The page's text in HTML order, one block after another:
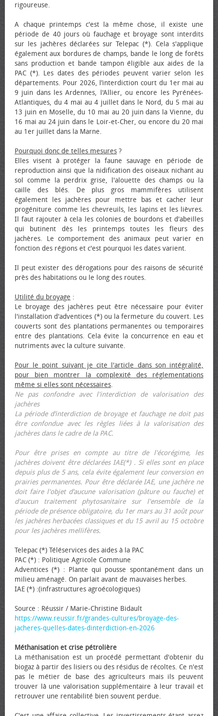
rigoureuse.
A chaque printemps c'est la même chose, il existe une
période de 40 jours où fauchage et broyage sont interdits
sur les jachères déclarées sur Telepac (*). Cela s'applique
également aux bordures de champs, bande le long de forêts
sans production et bande tampon éligible aux aides de la
PAC (*). Les dates des périodes peuvent varier selon les
départements. Pour 2026, l’interdiction court du 1er mai au
9 juin dans les Ardennes, l'Allier, ou encore les Pyrénées-
Atlantiques, du 4 mai au 4 juillet dans le Nord, du 5 mai au
13 juin en Moselle, du 10 mai au 20 juin dans la Vienne, du
16 mai au 24 juin dans le Loir-et-Cher, ou encore du 20 mai
au 1er juillet dans la Marne.
Pourquoi donc de telles mesures ?
Elles visent à protéger la faune sauvage en période de
reproduction ainsi que la nidification des oiseaux nichant au
sol comme la perdrix grise, l'alouette des champs ou la
caille des blés. De plus gros mammifères utilisent
également les jachères pour mettre bas et cacher leur
progéniture comme les chevreuils, les lapins et les lièvres.
Il faut rajouter à cela les colonies de bourdons et d'abeilles
qui butinent dès les printemps toutes les fleurs des
jachères. Le comportement des animaux peut varier en
fonction des régions et c'est pourquoi les dates varient.
Il peut exister des dérogations pour des raisons de sécurité
près des habitations ou le long des routes.
Utilité du broyage :
Le broyage des jachères peut être nécessaire pour éviter
l'installation d'adventices (*) ou la fermeture du couvert. Les
couverts sont des plantations permanentes ou temporaires
entre des plantations. Cela évite la concurrence en eau et
nutriments avec la culture suivante.
Pour le point suivant je cite l'article dans son intégralité,
pour bien montrer la complexité des réglementations
même si elles sont nécessaires.
Ne pas confondre avec l'interdiction de valorisation des
jachères
La période d’interdiction de broyage et fauchage ne doit pas
être confondue avec les règles liées à la valorisation des
jachères dans le cadre de la PAC.
Pour être prises en compte au titre de l'écorégime, les
jachères doivent être déclarées IAE(*) . Si elles sont en place
depuis plus de 5 ans, cela évite également leur conversion en
prairies permanentes. Pour être déclarée IAE, une jachère ne
doit faire l'objet d’aucune valorisation (pâture ou fauche) et
d'aucun traitement phytosanitaire sur l'ensemble de la
période de présence obligatoire, du 1er mars au 31 août pour
les jachères herbacées classiques et du 15 avril au 15 octobre
pour les jachères mellifères.
Telepac (*) Téléservices des aides à la PAC
PAC (*) : Politique Agricole Commune
Adventices (*) : Plante qui pousse spontanément dans un
milieu aménagé. On parlait avant de mauvaises herbes.
IAE (*) :(infrastructures agroécologiques)
Source : Réussir / Marie-Christine Bidault
https://www.reussir.fr/grandes-cultures/broyage-des-
jacheres-quelles-dates-dinterdiction-en-2026
Méthanisation et crise pétrolière
La méthanisation est un procédé permettant d'obtenir du
biogaz à partir des lisiers ou des résidus de récoltes. Ce n'est
pas le métier de base des agriculteurs mais ils peuvent
trouver là une valorisation supplémentaire à leur travail et
retrouver une rentabilité bien souvent perdue.